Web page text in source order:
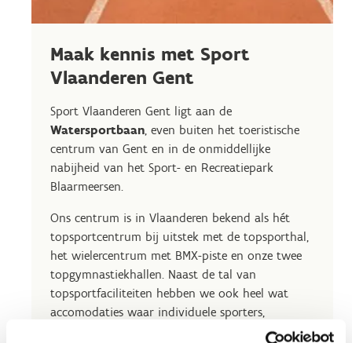
Maak kennis met Sport
Vlaanderen Gent
Sport Vlaanderen Gent ligt aan de
Watersportbaan, even buiten het toeristische
centrum van Gent en in de onmiddellijke
nabijheid van het Sport- en Recreatiepark
Blaarmeersen.
Ons centrum is in Vlaanderen bekend als hét
topsportcentrum bij uitstek met de topsporthal,
het wielercentrum met BMX-piste en onze twee
topgymnastiekhallen. Naast de tal van
topsportfaciliteiten hebben we ook heel wat
accomodaties waar individuele sporters,
sportclubs en scholen dagelijks gebruik van